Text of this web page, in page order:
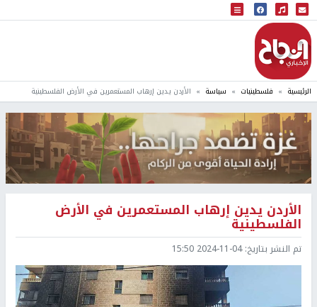
البث المباشر
إذاعة النجاح
الرئيسية فلسطينيات سياسة ‏الأردن يدين إرهاب المستعمرين في الأرض الفلسطينية
‏الأردن يدين إرهاب المستعمرين في الأرض
الفلسطينية
تم النشر بتاريخ:2024-11-04 15:50